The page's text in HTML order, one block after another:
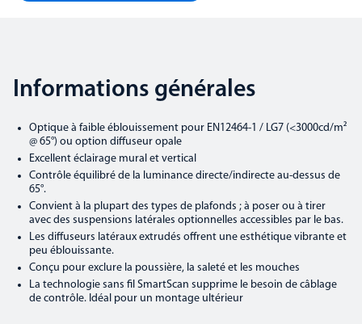
Informations générales
Optique à faible éblouissement pour EN12464-1 / LG7 (<3000cd/m²
@ 65°) ou option diffuseur opale
Excellent éclairage mural et vertical
Contrôle équilibré de la luminance directe/indirecte au-dessus de
65°.
Convient à la plupart des types de plafonds ; à poser ou à tirer
avec des suspensions latérales optionnelles accessibles par le bas.
Les diffuseurs latéraux extrudés offrent une esthétique vibrante et
peu éblouissante.
Conçu pour exclure la poussière, la saleté et les mouches
La technologie sans fil SmartScan supprime le besoin de câblage
de contrôle. Idéal pour un montage ultérieur